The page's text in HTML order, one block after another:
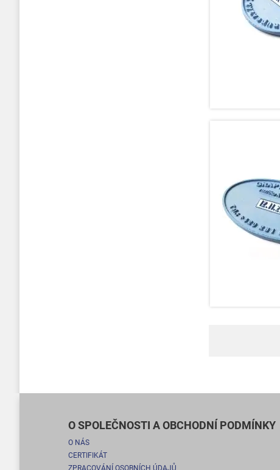
O SPOLEČNOSTI A OBCHODNÍ PODMÍNKY
O NÁS
CERTIFIKÁT